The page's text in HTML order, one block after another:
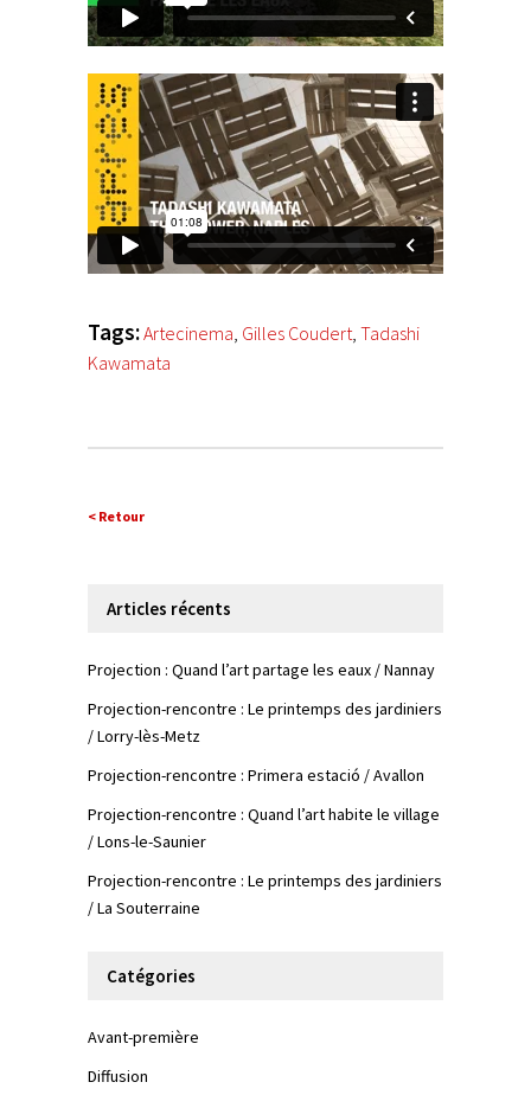
Tags:Artecinema Gilles Coudert Tadashi
Kawamata
< Retour
Articles récents
Projection : Quand l’art partage les eaux / Nannay
Projection-rencontre : Le printemps des jardiniers
/ Lorry-lès-Metz
Projection-rencontre : Primera estació / Avallon
Projection-rencontre : Quand l’art habite le village
/ Lons-le-Saunier
Projection-rencontre : Le printemps des jardiniers
/ La Souterraine
Catégories
Avant-première
Diffusion